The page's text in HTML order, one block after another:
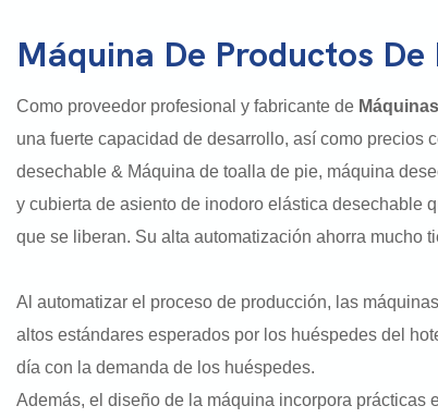
Máquina De Productos
Como proveedor profesional y fabricante de
una fuerte capacidad de desarrollo, así como precios
desechable & Máquina de toalla de pie, máquina
y cubierta de asiento de inodoro elástica desechable
que se liberan. Su alta automatización ahorra mucho
Al automatizar el proceso de producción, las
altos estándares esperados por los huéspedes del
día con la demanda de los huéspedes.
Además, el diseño de la máquina incorpora prácticas